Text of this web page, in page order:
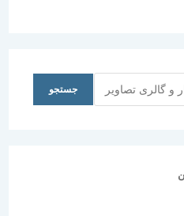
جستجو